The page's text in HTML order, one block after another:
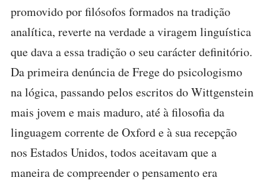
promovido por filósofos formados na tradição
analítica, reverte na verdade a viragem linguística
que dava a essa tradição o seu carácter definitório.
Da primeira denúncia de Frege do psicologismo
na lógica, passando pelos escritos do Wittgenstein
mais jovem e mais maduro, até à filosofia da
linguagem corrente de Oxford e à sua recepção
nos Estados Unidos, todos aceitavam que a
maneira de compreender o pensamento era